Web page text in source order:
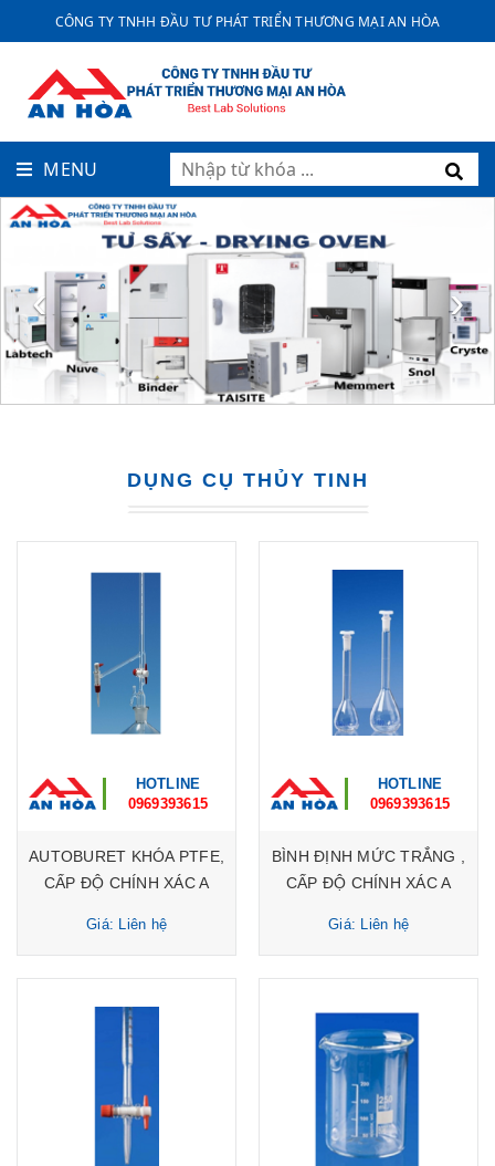
CÔNG TY TNHH ĐẦU TƯ PHÁT TRIỂN THƯƠNG MẠI AN HÒA
MENU
‹ ›
DỤNG CỤ THỦY TINH
HOTLINE
0969393615
AUTOBURET KHÓA PTFE,
CẤP ĐỘ CHÍNH XÁC A
Giá: Liên hệ
HOTLINE
0969393615
BÌNH ĐỊNH MỨC TRẮNG ,
CẤP ĐỘ CHÍNH XÁC A
Giá: Liên hệ